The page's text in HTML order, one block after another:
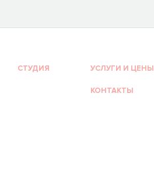
СТУДИЯ УСЛУГИ И ЦЕНЫ
КОНТАКТЫ